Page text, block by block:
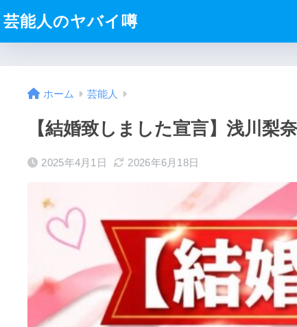
芸能人のヤバイ噂
ホーム 芸能人
【結婚致しました宣言】浅川梨
2025年4月1日 2026年6月18日